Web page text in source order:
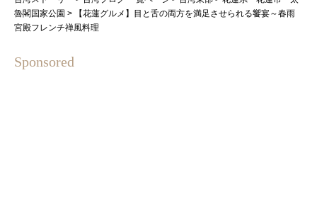
魯閣国家公園 >
【花蓮グルメ】目と舌の両方を満足させられる饗宴～春雨
宮殿フレンチ禅風料理
Sponsored